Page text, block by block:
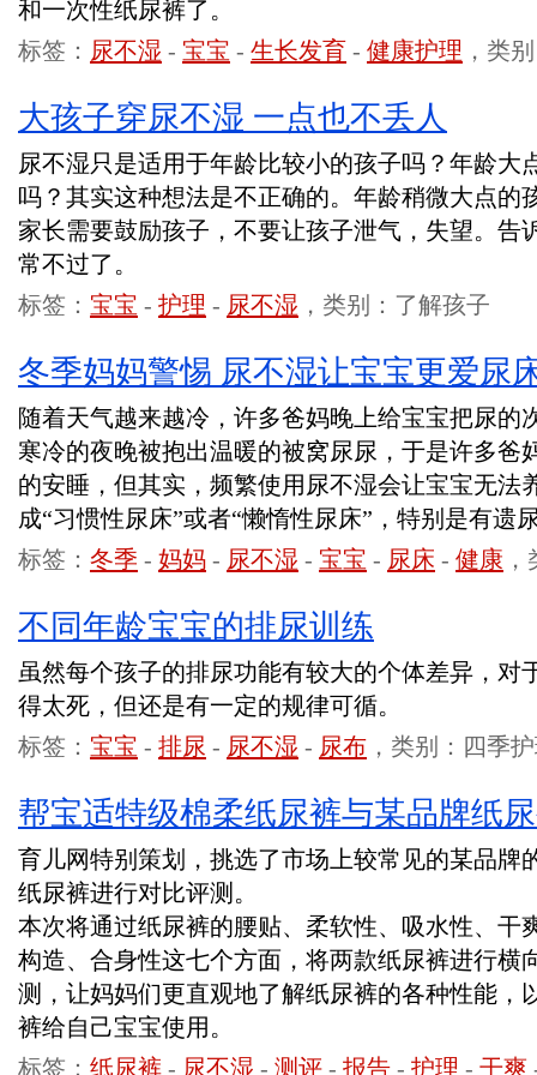
和一次性纸尿裤了。
标签： 尿不湿 - 宝宝 - 生长发育 - 健康护理 ，类
大孩子穿尿不湿 一点也不丢人
尿不湿只是适用于年龄比较小的孩子吗？年龄大
吗？其实这种想法是不正确的。年龄稍微大点的
家长需要鼓励孩子，不要让孩子泄气，失望。告
常不过了。
标签： 宝宝 - 护理 - 尿不湿 ，类别：了解孩子
冬季妈妈警惕 尿不湿让宝宝更爱尿
随着天气越来越冷，许多爸妈晚上给宝宝把尿的
寒冷的夜晚被抱出温暖的被窝尿尿，于是许多爸
的安睡，但其实，频繁使用尿不湿会让宝宝无法
成“习惯性尿床”或者“懒惰性尿床”，特别是有遗
标签： 冬季 - 妈妈 - 尿不湿 - 宝宝 - 尿床 - 健康
不同年龄宝宝的排尿训练
虽然每个孩子的排尿功能有较大的个体差异，对
得太死，但还是有一定的规律可循。
标签： 宝宝 - 排尿 - 尿不湿 - 尿布 ，类别：四季
帮宝适特级棉柔纸尿裤与某品牌纸
育儿网特别策划，挑选了市场上较常见的某品牌
纸尿裤进行对比评测。
本次将通过纸尿裤的腰贴、柔软性、吸水性、干
构造、合身性这七个方面，将两款纸尿裤进行横
测，让妈妈们更直观地了解纸尿裤的各种性能，
裤给自己宝宝使用。
标签： 纸尿裤 - 尿不湿 - 测评 - 报告 - 护理 - 干爽